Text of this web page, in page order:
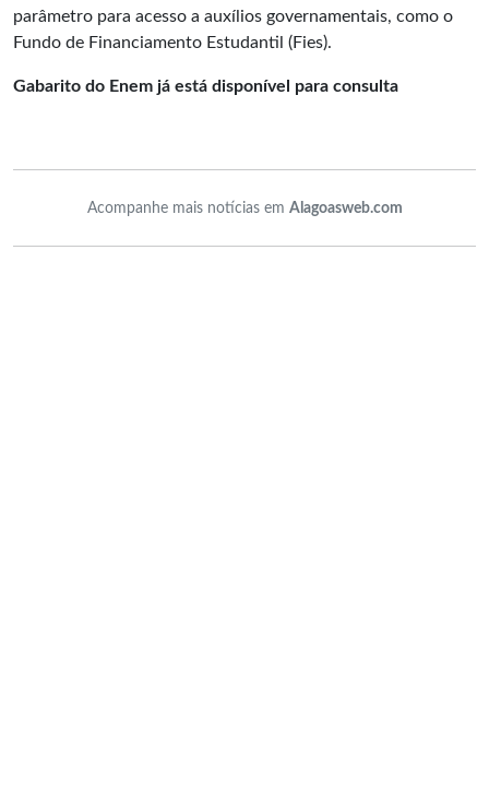
parâmetro para acesso a auxílios governamentais, como o
Fundo de Financiamento Estudantil (Fies).
Gabarito do Enem já está disponível para consulta
Acompanhe mais notícias em Alagoasweb.com